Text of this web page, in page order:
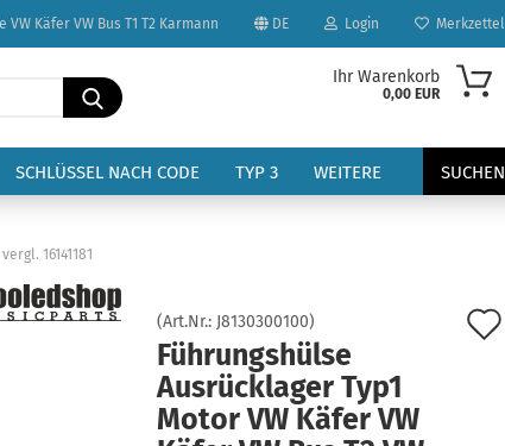
VW Käfer VW Bus T1 T2 Karmann DE
auswählen
Login
Konto erstellen
Passwort vergessen?
Merkzettel
Suche...
Ihr Warenkorb
0,00 EUR
SCHLÜSSEL NACH CODE TYP 3 SUCHEN
WEITERE
16141181
(Art.Nr.: J8130300100)
Führungshülse
Ausrücklager Typ1
Motor VW Käfer VW